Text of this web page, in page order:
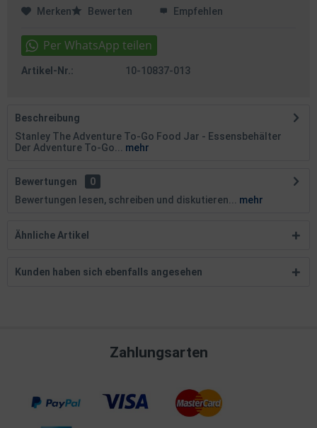
Merken Bewerten Empfehlen
Artikel-Nr.: 10-10837-013
Beschreibung
Stanley The Adventure To-Go Food Jar - Essensbehälter
Der Adventure To-Go...
mehr
Bewertungen
0
Bewertungen lesen, schreiben und diskutieren...
mehr
Ähnliche Artikel
Kunden haben sich ebenfalls angesehen
Zahlungsarten